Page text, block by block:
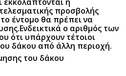
προσβολής
έντομο θα πρέπει να
ο αριθμός των
ότι υπάρχουν τέτοιοι
δάκου από άλλη περιοχή.
του δάκου